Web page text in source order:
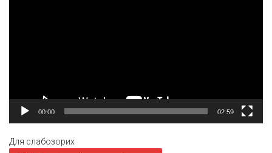
00:00 02:59
Для слабозорих